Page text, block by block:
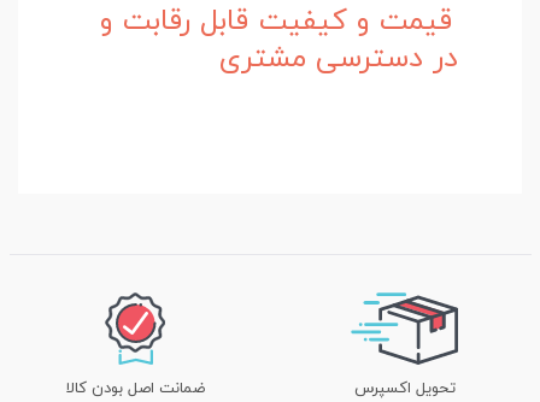
قیمت و کیفیت قابل رقابت و
در دسترسی مشتری
تحویل اکسپرس ضمانت اصل بودن کالا